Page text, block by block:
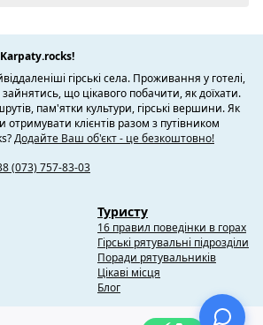
гірські села. Проживання у готелі,
що цікавого побачити, як доїхати.
пам'ятки культури, гірські вершини. Як
клієнтів разом з путівником
Додайте Ваш об'єкт - це безкоштовно!
(073) 757-83-03
Туристу
16 правил поведінки в горах
Гірські рятувальні підрозділи
Поради рятувальників
Цікаві місця
Блог